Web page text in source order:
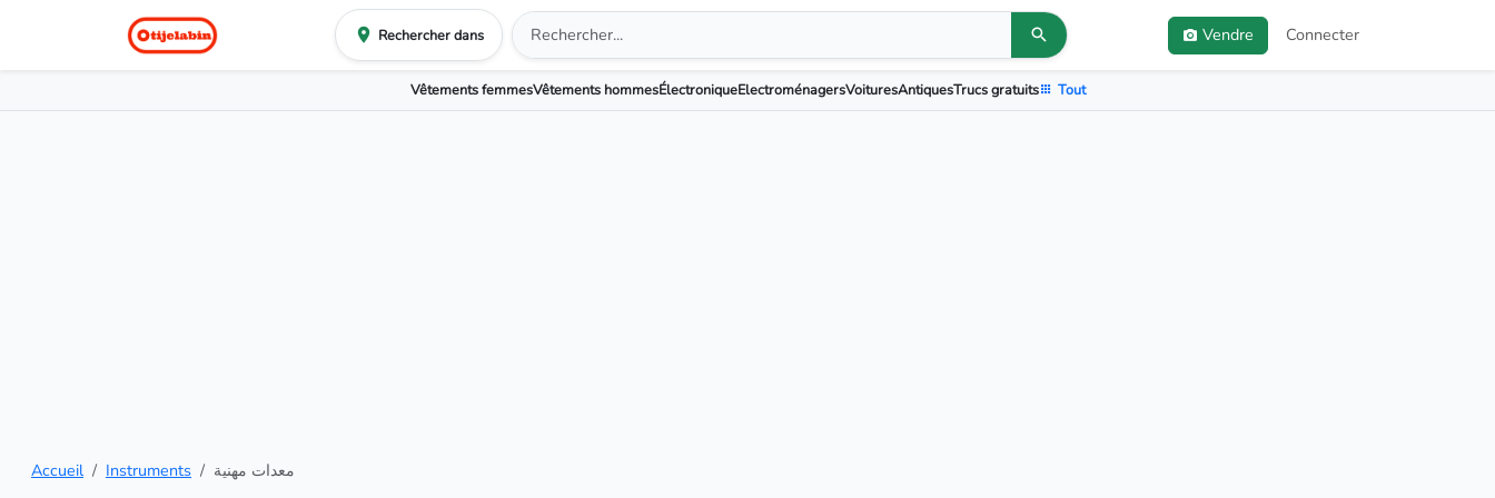
Rechercher dans Vendre Connecter
Vêtements femmesVêtements hommesÉlectroniqueElectroménagersVoituresAntiquesTrucs gratuits Tout
Accueil Instruments معدات مهنية